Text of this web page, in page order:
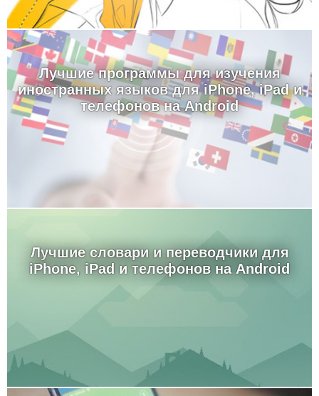
Лучшие программы для изучения
иностранных языков для iPhone, iPad и
телефонов на Android
Лучшие словари и переводчики для
iPhone, iPad и телефонов на Android